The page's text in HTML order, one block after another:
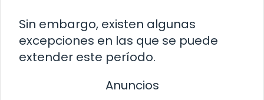
Sin embargo, existen algunas
excepciones en las que se puede
extender este período.
Anuncios